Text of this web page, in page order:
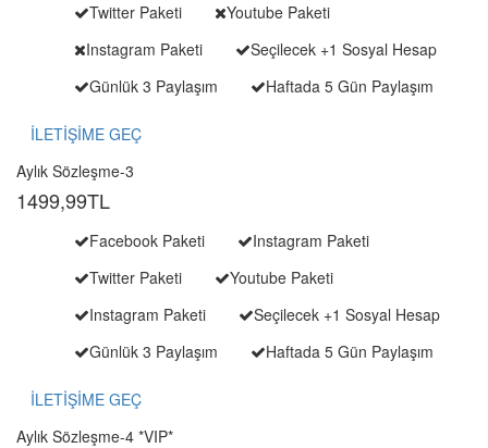
Twitter Paketi
Youtube Paketi
Instagram Paketi
Seçilecek +1 Sosyal Hesap
Günlük 3 Paylaşım
Haftada 5 Gün Paylaşım
İLETİŞİME GEÇ
Aylık Sözleşme-3
1499,99TL
Facebook Paketi
Instagram Paketi
Twitter Paketi
Youtube Paketi
Instagram Paketi
Seçilecek +1 Sosyal Hesap
Günlük 3 Paylaşım
Haftada 5 Gün Paylaşım
İLETİŞİME GEÇ
Aylık Sözleşme-4 *VIP*